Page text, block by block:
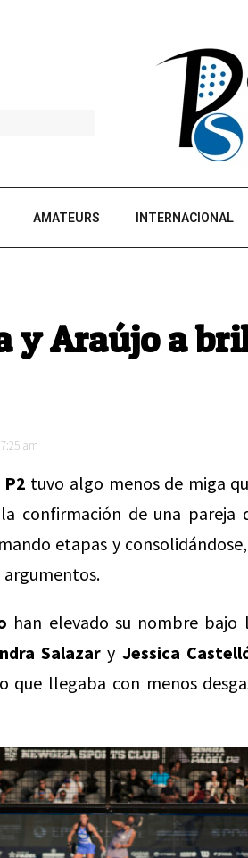
AMATEURS INTERNACIONAL
y Araújo a
7:25 am
tuvo algo menos de miga
confirmación de una pareja
etapas y
argumentos.
han elevado su nombre bajo
Salazar y Jessica
que llegaba con menos